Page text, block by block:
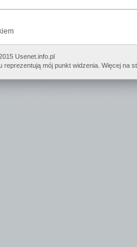
Usenet.info.pl
reprezentują mój punkt widzenia. Więcej na